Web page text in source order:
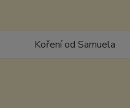
Koření od Samuela